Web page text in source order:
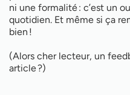
ni une formalité : c’est un
quotidien. Et même si ça
bien !
(Alors cher lecteur, un
article ?)